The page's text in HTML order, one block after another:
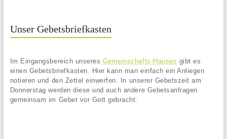
Unser Gebetsbriefkasten
Im Eingangsbereich unseres Gemeinschafts-Hauses gibt es
einen Gebetsbriefkasten. Hier kann man einfach ein Anliegen
notieren und den Zettel einwerfen. In unserer Gebetszeit am
Donnerstag werden diese und auch andere Gebetsanfragen
gemeinsam im Gebet vor Gott gebracht.